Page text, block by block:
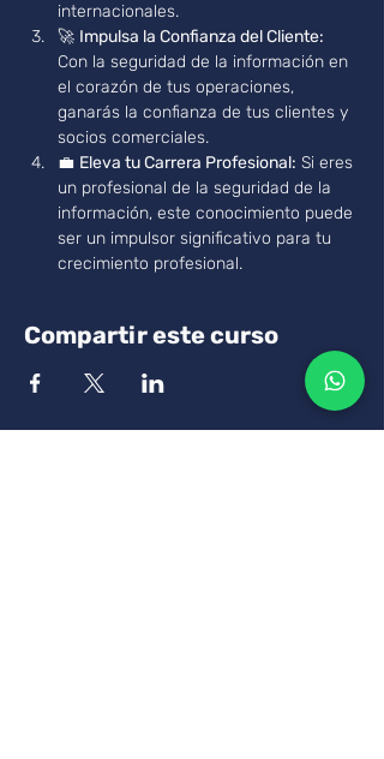
internacionales.
🚀 Impulsa la Confianza del Cliente:
Con la seguridad de la información en
el corazón de tus operaciones,
ganarás la confianza de tus clientes y
socios comerciales.
💼 Eleva tu Carrera Profesional: Si eres
un profesional de la seguridad de la
información, este conocimiento puede
ser un impulsor significativo para tu
crecimiento profesional.
Compartir este curso